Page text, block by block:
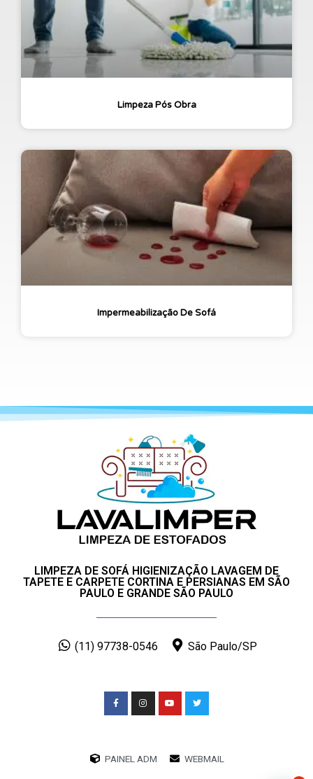
Limpeza Pós Obra
Impermeabilização De Sofá
LIMPEZA DE SOFÁ HIGIENIZAÇÃO LAVAGEM DE
TAPETE E CARPETE CORTINA E PERSIANAS EM SÃO
PAULO E GRANDE SÃO PAULO
(11) 97738-0546 São Paulo/SP
PAINEL ADM WEBMAIL